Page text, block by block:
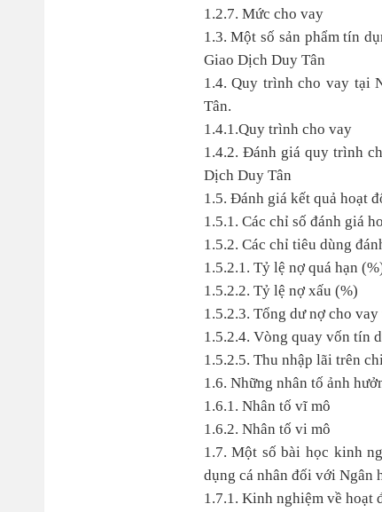
1.2.7. Mức cho vay
1.3. Một số sản phẩm tín
Giao Dịch Duy Tân
1.4. Quy trình cho vay tại
Tân.
1.4.1.Quy trình cho vay
1.4.2. Đánh giá quy trình
Dịch Duy Tân
1.5. Đánh giá kết quả hoạt
1.5.1. Các chỉ số đánh giá
1.5.2. Các chỉ tiêu dùng
1.5.2.1. Tỷ lệ nợ quá hạn
1.5.2.2. Tỷ lệ nợ xấu (%)
1.5.2.3. Tổng dư nợ cho
1.5.2.4. Vòng quay vốn tín
1.5.2.5. Thu nhập lãi trên
1.6. Những nhân tố ảnh
1.6.1. Nhân tố vĩ mô
1.6.2. Nhân tố vi mô
1.7. Một số bài học kinh
dụng cá nhân đối với Ngân
1.7.1. Kinh nghiệm về hoạt